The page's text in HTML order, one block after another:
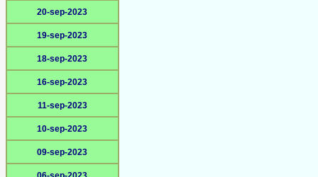
20-sep-2023
19-sep-2023
18-sep-2023
16-sep-2023
11-sep-2023
10-sep-2023
09-sep-2023